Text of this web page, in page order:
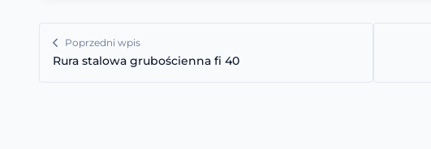
Poprzedni wpis
Rura stalowa grubościenna fi 40